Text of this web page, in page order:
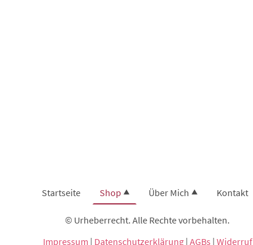
Startseite Shop Über Mich Kontakt
© Urheberrecht. Alle Rechte vorbehalten.
Impressum | Datenschutzerklärung| AGBs | Widerruf